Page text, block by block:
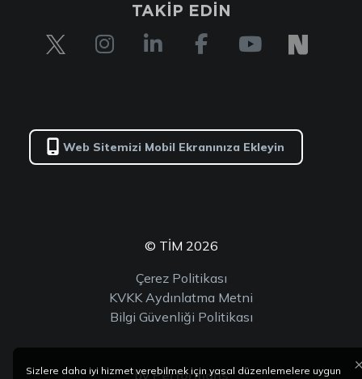
TAKİP EDİN
Web Sitemizi Mobil Ekranınıza Ekleyin
© TİM 2026
Çerez Politikası
KVKK Aydınlatma Metni
Bilgi Güvenliği Politikası
byPerformans
Sizlere daha iyi hizmet verebilmek için yasal düzenlemelere uygun